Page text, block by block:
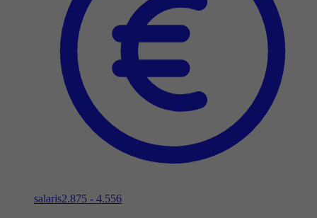
salaris2.875 - 4.556